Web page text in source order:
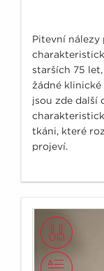
Pitevní nálezy
starších 75
žádné klinické
jsou zde další
tkáni, které
projeví.